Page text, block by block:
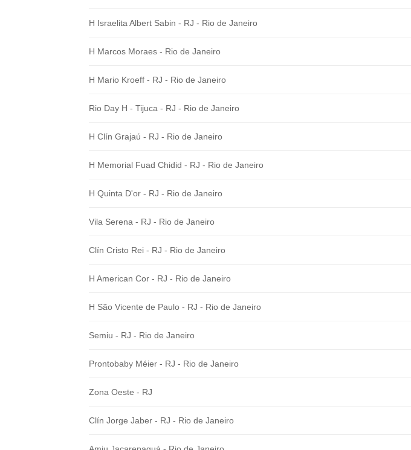
H Israelita Albert Sabin - RJ - Rio de Janeiro
H Marcos Moraes - Rio de Janeiro
H Mario Kroeff - RJ - Rio de Janeiro
Rio Day H - Tijuca - RJ - Rio de Janeiro
H Clín Grajaú - RJ - Rio de Janeiro
H Memorial Fuad Chidid - RJ - Rio de Janeiro
H Quinta D'or - RJ - Rio de Janeiro
Vila Serena - RJ - Rio de Janeiro
Clín Cristo Rei - RJ - Rio de Janeiro
H American Cor - RJ - Rio de Janeiro
H São Vicente de Paulo - RJ - Rio de Janeiro
Semiu - RJ - Rio de Janeiro
Prontobaby Méier - RJ - Rio de Janeiro
Zona Oeste - RJ
Clín Jorge Jaber - RJ - Rio de Janeiro